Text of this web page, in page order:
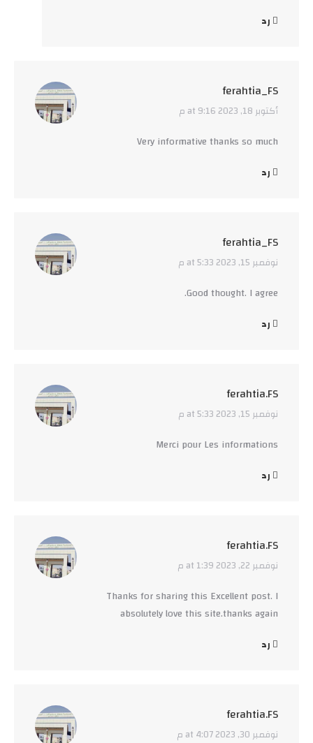
رد
ferahtia_FS
says:
أكتوبر 18, 2023 at 9:16 م
Very informative thanks so much
رد
ferahtia_FS
says:
نوفمبر 15, 2023 at 5:33 م
Good thought. I agree.
رد
ferahtia.FS
says:
نوفمبر 15, 2023 at 5:33 م
Merci pour Les informations
رد
ferahtia.FS
says:
نوفمبر 22, 2023 at 1:39 م
Thanks for sharing this Excellent post. I
absolutely love this site.thanks again
رد
ferahtia.FS
says:
نوفمبر 30, 2023 at 4:07 م